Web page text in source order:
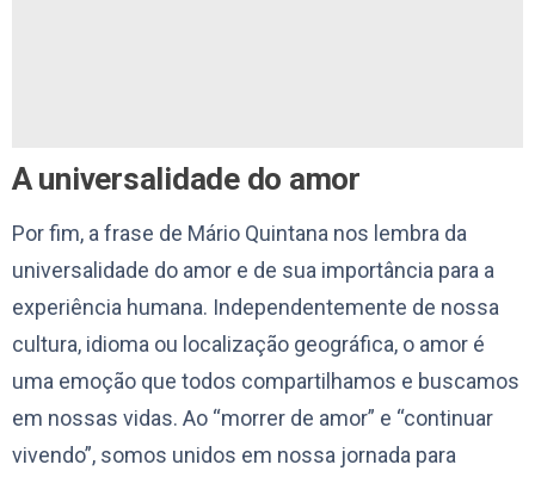
A universalidade do amor
Por fim, a frase de Mário Quintana nos lembra da
universalidade do amor e de sua importância para a
experiência humana. Independentemente de nossa
cultura, idioma ou localização geográfica, o amor é
uma emoção que todos compartilhamos e buscamos
em nossas vidas. Ao “morrer de amor” e “continuar
vivendo”, somos unidos em nossa jornada para